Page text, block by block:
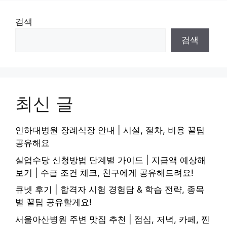
검색
검색
최신 글
인하대병원 장례식장 안내 | 시설, 절차, 비용 꿀팁
공유해요
실업수당 신청방법 단계별 가이드 | 지급액 예상해
보기 | 수급 조건 체크, 친구에게 공유해드려요!
큐넷 후기 | 합격자 시험 경험담 & 학습 전략, 종목
별 꿀팁 공유할게요!
서울아산병원 주변 맛집 추천 | 점심, 저녁, 카페, 찐